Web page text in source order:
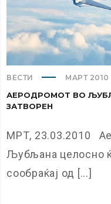
ВЕСТИ МАРТ 2010
АЕРОДРОМОТ ВО
ЗАТВОРЕН
МРТ, 23.03.2010
Љубљана целосно
сообраќај од [...]